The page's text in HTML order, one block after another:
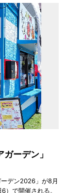
ガーデン」
デン2026」が8月
）で開催される。